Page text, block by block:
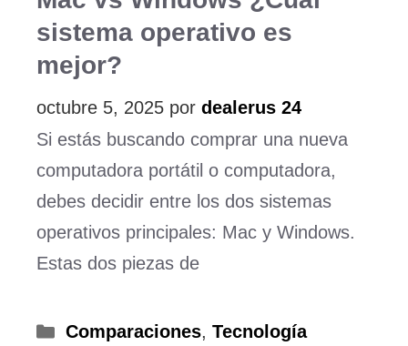
sistema operativo es
mejor?
octubre 5, 2025 por dealerus 24
Si estás buscando comprar una nueva
computadora portátil o computadora,
debes decidir entre los dos sistemas
operativos principales: Mac y Windows.
Estas dos piezas de
Categorías
Comparaciones, Tecnología